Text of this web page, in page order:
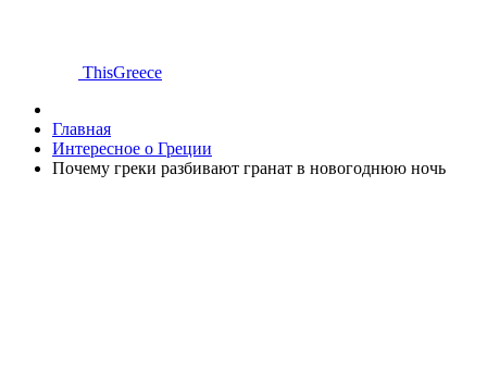
ThisGreece
Главная
Интересное о Греции
Почему греки разбивают гранат в новогоднюю ночь